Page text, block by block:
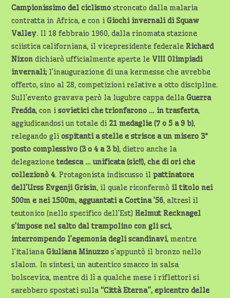
Campionissimo del ciclismo stroncato dalla malaria
contratta in Africa, e con iGiochi invernali di Squaw
Valley. Il 18 febbraio 1960, dalla rinomata stazione
sciistica californiana, il vicepresidente federaleRichard
Nixon dichiarò ufficialmente aperte le VIII Olimpiadi
invernali;l’inaugurazione di una kermesse che avrebbe
offerto, sino al 28, competizioni relative a otto discipline.
Sull’evento gravava però la lugubre cappa dellaGuerra
Fredda, con isovietici che trionfarono … in trasferta,
aggiudicandosi un totale di 21 medaglie (7 o 5 a 9 b),
relegando gliospitanti a stelle e strisce a un misero 3°
posto complessivo (3 o 4 a 3 b), dietro anche la
delegazionetedesca … unificata (sic!!), che di ori che
collezionò 4. Protagonista indiscusso ilpattinatore
dell’Urss Evgenji Grisin, il quale riconfermò il titolo nei
500m e nei 1500m, agguantati a Cortina ’56, altresì il
teutonico (nello specifico dell’Est)Helmut Recknagel
s’impose nel salto dal trampolino con gli sci,
interrompendo l’egemonia degli scandinavi, mentre
l’italianaGiuliana Minuzzo s’appuntò il bronzo nello
slalom. In sintesi, un autentico smacco in salsa
bolscevica, mentre di lì a qualche mese i riflettori si
sarebbero spostati sulla“Città Eterna”, epicentro delle